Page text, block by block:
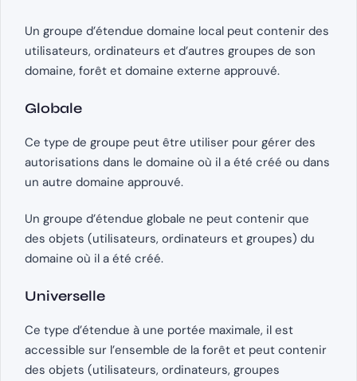
Un groupe d’étendue domaine local peut contenir des
utilisateurs, ordinateurs et d’autres groupes de son
domaine, forêt et domaine externe approuvé.
Globale
Ce type de groupe peut être utiliser pour gérer des
autorisations dans le domaine où il a été créé ou dans
un autre domaine approuvé.
Un groupe d’étendue globale ne peut contenir que
des objets (utilisateurs, ordinateurs et groupes) du
domaine où il a été créé.
Universelle
Ce type d’étendue à une portée maximale, il est
accessible sur l’ensemble de la forêt et peut contenir
des objets (utilisateurs, ordinateurs, groupes